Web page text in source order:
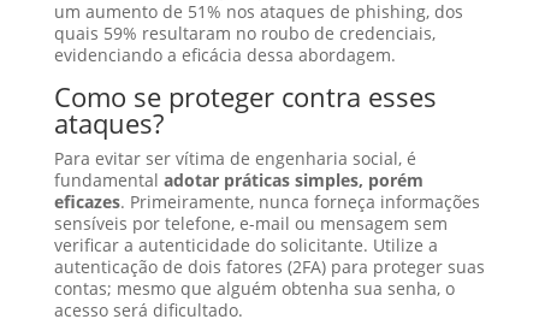
um aumento de 51% nos ataques de phishing, dos
quais 59% resultaram no roubo de credenciais,
evidenciando a eficácia dessa abordagem.
Como se proteger contra esses
ataques?
Para evitar ser vítima de engenharia social, é
fundamental adotar práticas simples, porém
eficazes. Primeiramente, nunca forneça informações
sensíveis por telefone, e-mail ou mensagem sem
verificar a autenticidade do solicitante. Utilize a
autenticação de dois fatores (2FA) para proteger suas
contas; mesmo que alguém obtenha sua senha, o
acesso será dificultado.